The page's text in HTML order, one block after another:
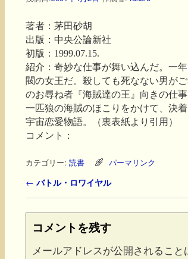
著者：茅田砂胡
出版：中央公論新社
初版：1999.07.15.
紹介：奇妙な仕事が舞い込んだ。一
閥の女王だ。殺しても死なない男が
のお尋ね者『海賊達の王』向きの仕事
一匹狼の海賊のほこりをかけて、決
宇宙恋愛物語。（裏表紙より引用）
コメント：
カテゴリー: 読書 パーマリンク
投稿ナビゲーション
← バトル・ロワイヤル
コメントを残す
メールアドレスが公開されること